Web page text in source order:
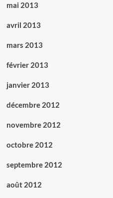
mai 2013
avril 2013
mars 2013
février 2013
janvier 2013
décembre 2012
novembre 2012
octobre 2012
septembre 2012
août 2012